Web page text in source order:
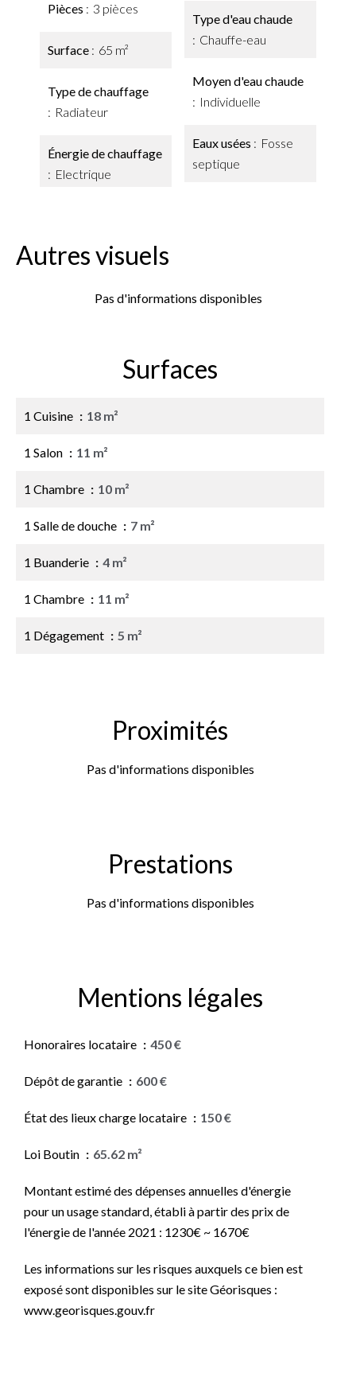
Pièces 3 pièces
Surface 65 m²
Type de chauffage
Radiateur
Énergie de chauffage
Electrique
Type d'eau chaude
Chauffe-eau
Moyen d'eau chaude
Individuelle
Eaux usées
Fosse
septique
Autres visuels
Pas d'informations disponibles
Surfaces
1 Cuisine 18 m²
1 Salon 11 m²
1 Chambre 10 m²
1 Salle de douche 7 m²
1 Buanderie 4 m²
1 Chambre 11 m²
1 Dégagement 5 m²
Proximités
Pas d'informations disponibles
Prestations
Pas d'informations disponibles
Mentions légales
Honoraires locataire 450 €
Dépôt de garantie 600 €
État des lieux charge locataire 150 €
Loi Boutin 65.62 m²
Montant estimé des dépenses annuelles d'énergie
pour un usage standard, établi à partir des prix de
l'énergie de l'année 2021 : 1230€ ~ 1670€
Les informations sur les risques auxquels ce bien est
exposé sont disponibles sur le site Géorisques :
www.georisques.gouv.fr